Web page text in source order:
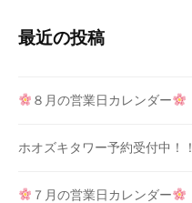
最近の投稿
８月の営業日カレンダー
ホオズキタワー予約受付中！！
７月の営業日カレンダー